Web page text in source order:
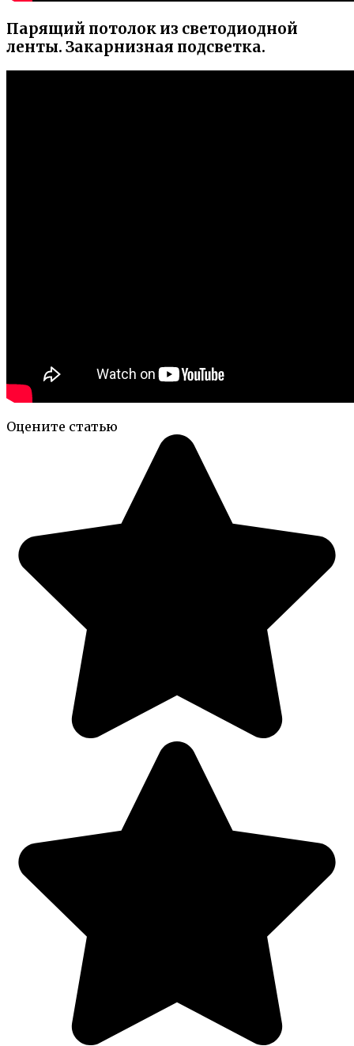
Парящий потолок из светодиодной
ленты. Закарнизная подсветка.
Оцените статью